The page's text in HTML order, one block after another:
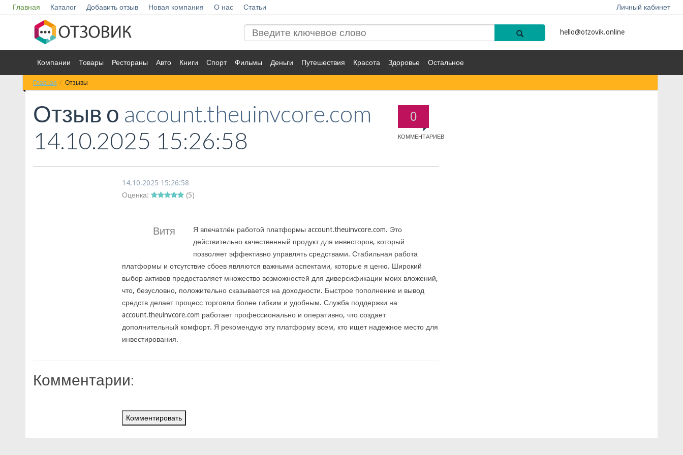
Главная Каталог Добавить отзыв Новая компания О нас Статьи Личный кабинет
hello@otzovik.online
Компании Товары Рестораны Авто Книги Спорт Фильмы Деньги Путешествия Красота Здоровье Остальное
Главная Отзывы
0
КОММЕНТАРИЕВ
Отзыв о account.theuinvcore.com
14.10.2025 15:26:58
14.10.2025 15:26:58
Оценка:
(5)
Витя
Я впечатлён работой платформы account.theuinvcore.com. Это
действительно качественный продукт для инвесторов, который
позволяет эффективно управлять средствами. Стабильная работа
платформы и отсутствие сбоев являются важными аспектами, которые я ценю. Широкий
выбор активов предоставляет множество возможностей для диверсификации моих вложений,
что, безусловно, положительно сказывается на доходности. Быстрое пополнение и вывод
средств делает процесс торговли более гибким и удобным. Служба поддержки на
account.theuinvcore.com работает профессионально и оперативно, что создает
дополнительный комфорт. Я рекомендую эту платформу всем, кто ищет надежное место для
инвестирования.
Комментарии:
Комментировать